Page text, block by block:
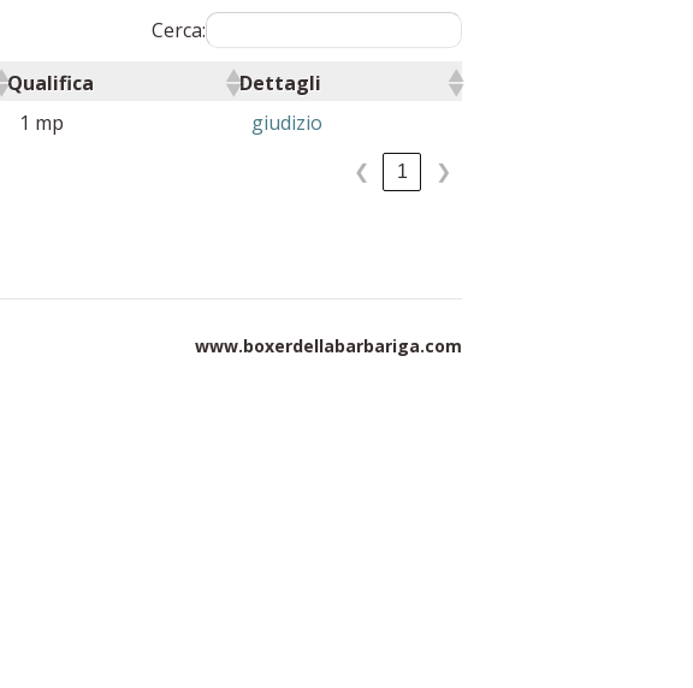
Cerca:
Qualifica
Dettagli
1 mp
giudizio
❮ 1 ❯
www.boxerdellabarbariga.com